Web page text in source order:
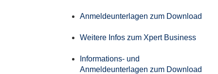
Anmeldeunterlagen zum Download
Weitere Infos zum Xpert Business
Informations- und
Anmeldeunterlagen zum Download